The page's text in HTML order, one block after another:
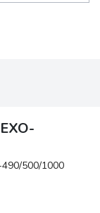
500/1000